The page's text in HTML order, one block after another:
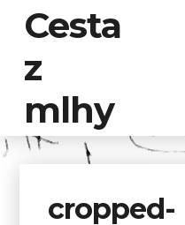
Cesta
z
mlhy
cropped-